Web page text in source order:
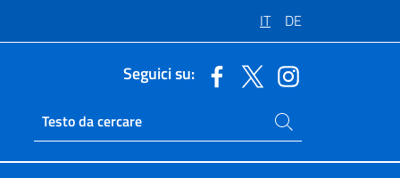
IT DE
Seguici su:
Ricerca sito live
Cerca nel sito